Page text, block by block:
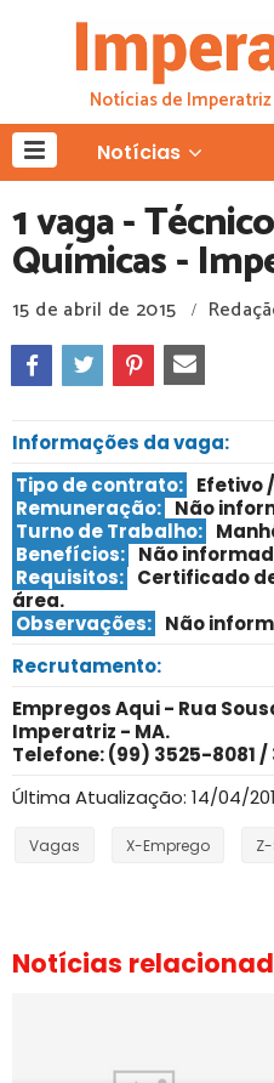
Notícias de
Notícias
1 vaga -
Químicas -­
15 de abril de 2015 /
Informações da vaga:
Tipo de contrato: Efetivo
Remuneração: Não
Turno de Trabalho:
Benefícios: Não
Requisitos: Certificado
área.
Observações: Não
Recrutamento:
Empregos Aqui - Rua
Imperatriz - MA.
Telefone: (99) 3525-8081 /
Última Atualização: 14/04/
Vagas X-Emprego
Notícias